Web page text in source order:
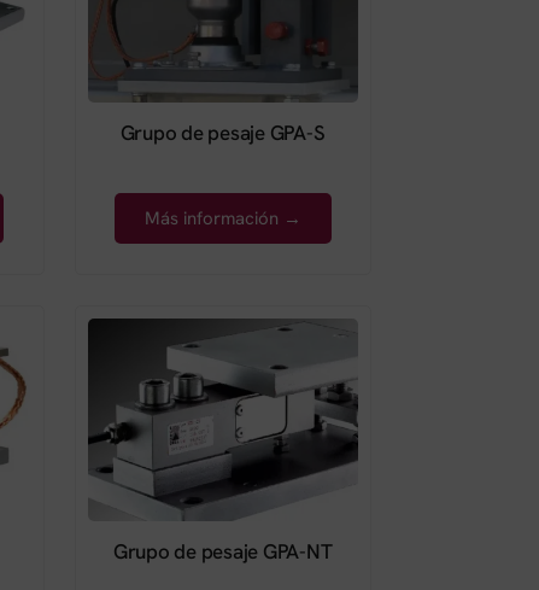
Grupo de pesaje GPA-S
Más información →
Grupo de pesaje GPA-NT